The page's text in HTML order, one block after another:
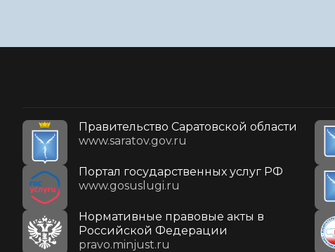
Правительство Саратовской области
www.saratov.gov.ru
Портал государственных услуг РФ
www.gosuslugi.ru
Нормативные правовые акты в
Российской Федерации
pravo.minjust.ru